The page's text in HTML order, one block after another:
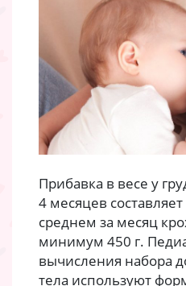
Прибавка в весе у
4 месяцев
среднем за месяц
минимум 450 г.
вычисления набора
тела используют